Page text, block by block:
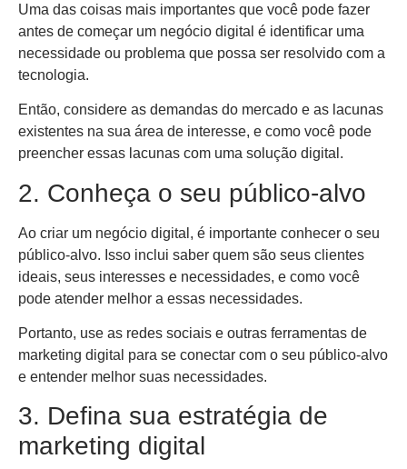
Uma das coisas mais importantes que você pode fazer
antes de começar um negócio digital é identificar uma
necessidade ou problema que possa ser resolvido com a
tecnologia.
Então, considere as demandas do mercado e as lacunas
existentes na sua área de interesse, e como você pode
preencher essas lacunas com uma solução digital.
2. Conheça o seu público-alvo
Ao criar um negócio digital, é importante conhecer o seu
público-alvo. Isso inclui saber quem são seus clientes
ideais, seus interesses e necessidades, e como você
pode atender melhor a essas necessidades.
Portanto, use as redes sociais e outras ferramentas de
marketing digital para se conectar com o seu público-alvo
e entender melhor suas necessidades.
3. Defina sua estratégia de
marketing digital